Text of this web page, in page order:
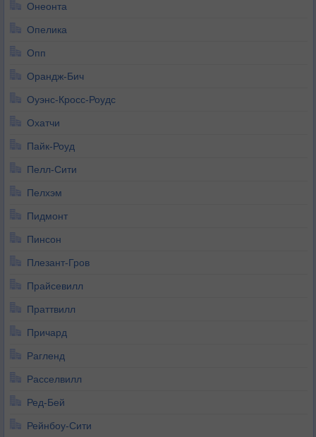
Онеонта
Опелика
Опп
Орандж-Бич
Оуэнс-Кросс-Роудс
Охатчи
Пайк-Роуд
Пелл-Сити
Пелхэм
Пидмонт
Пинсон
Плезант-Гров
Прайсевилл
Праттвилл
Причард
Рагленд
Расселвилл
Ред-Бей
Рейнбоу-Сити